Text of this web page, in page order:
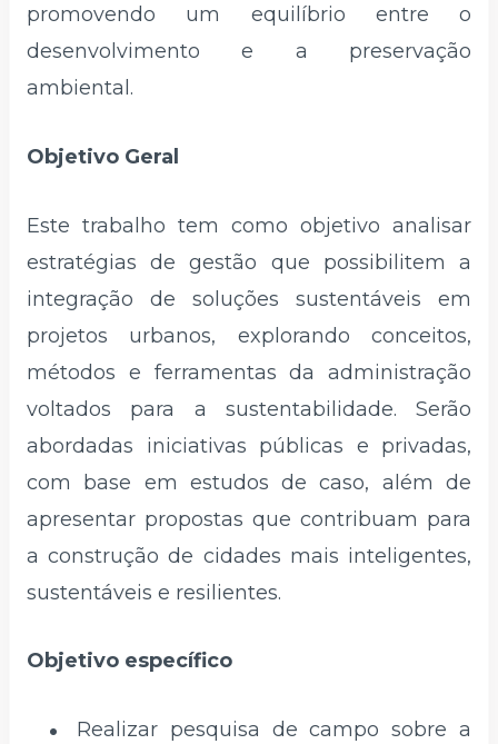
promovendo um equilíbrio entre o
desenvolvimento e a preservação
ambiental.
Objetivo Geral
Este trabalho tem como objetivo analisar
estratégias de gestão que possibilitem a
integração de soluções sustentáveis em
projetos urbanos, explorando conceitos,
métodos e ferramentas da administração
voltados para a sustentabilidade. Serão
abordadas iniciativas públicas e privadas,
com base em estudos de caso, além de
apresentar propostas que contribuam para
a construção de cidades mais inteligentes,
sustentáveis e resilientes.
Objetivo específico
Realizar pesquisa de campo sobre a